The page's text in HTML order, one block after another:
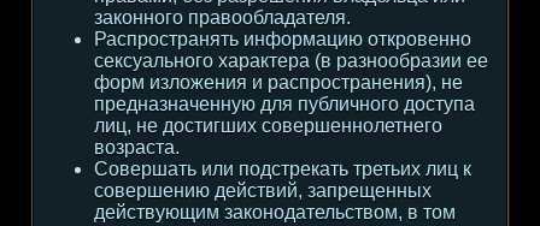
законного правообладателя.
Распространять информацию откровенно
сексуального характера (в разнообразии ее
форм изложения и распространения), не
предназначенную для публичного доступа
лиц, не достигших совершеннолетнего
возраста.
Совершать или подстрекать третьих лиц к
совершению действий, запрещенных
действующим законодательством, в том